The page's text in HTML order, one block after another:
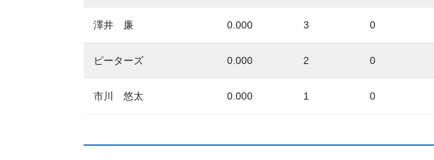
澤井 廉 0.000 3 0
ピーターズ 0.000 2 0
市川 悠太 0.000 1 0